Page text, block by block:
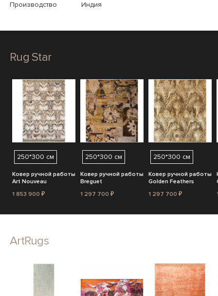
Производство
Индия
Rug Star
250*300 см
Ковер ручной работы
Art Nouveau
1 853 900 ₽
250*300 см
Ковер ручной работы
Breguet
1 297 700 ₽
250*300 см
Ковер ручной работы
Golden Feathers
1 297 700 ₽
ArtRugs